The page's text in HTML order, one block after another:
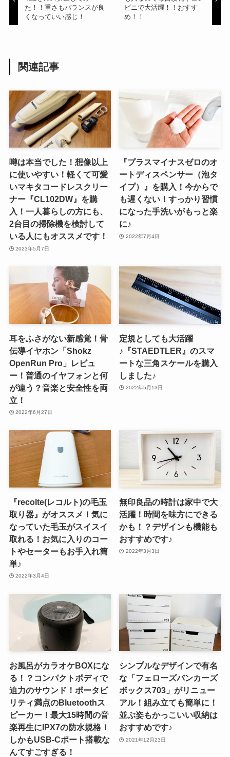
た！！重さもバランスが良
くなっていい感じ！
ビニで大活躍！！おすす
め！！
関連記事
噂は本当でした！想像以上
に使いやすい！軽くて可愛
いマキタコードレスクリー
ナー『CL102DW』を購
入！一人暮らしの方にも、
2台目の掃除機を検討して
いる人にもオススメです！
2023年5月7日
『プラスマイナスゼロのオ
ートディスペンサー（泡タ
イプ）』を購入！今からで
も遅くない！すっかり習慣
になった手洗いがもっと楽
に♪
2022年7月4日
耳をふさがない新感覚！骨
伝導イヤホン「Shokz
OpenRun Pro」レビュ
ー！普通のイヤフォンと何
が違う？音楽と安全性を両
立！
2022年6月27日
定規としても大活躍
♪『STAEDTLER』のスマ
ートな三角スケールを購入
しました♪
2022年5月13日
『recolte(レコルト)の毛玉
取り器』がオススメ！気に
なっていた毛玉がスイスイ
取れる！お気に入りのコー
トやセーターもお手入れ簡
単♪
2022年3月4日
無印良品の時計は家中で大
活躍！時間を味方にできる
かも！？デザインも機能も
おすすめです♪
2022年3月3日
お風呂がカラオケBOXにな
る！？コンパクトボディで
迫力のサウンド！ポータビ
リティ満点のBluetoothス
ピーカー！最大15時間の音
楽再生にIPX7の防水規格！
しかもUSB-Cポート搭載な
んてすごすぎる！
シンプルなデザインで有名
な「フェローズバンカーズ
ボックス703」がリニュー
アル！組み立ても簡単に！
並ぶ姿もかっこいい収納は
おすすめです♪
2021年12月23日